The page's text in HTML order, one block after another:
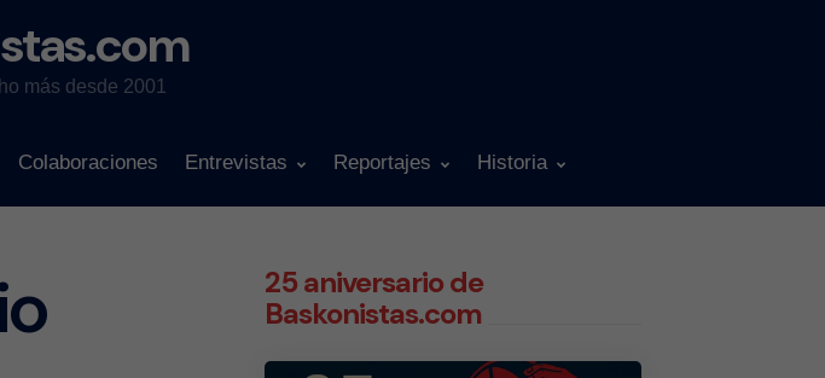
más desde 2001
Colaboraciones Entrevistas Reportajes Historia
25 aniversario de
Baskonistas.com